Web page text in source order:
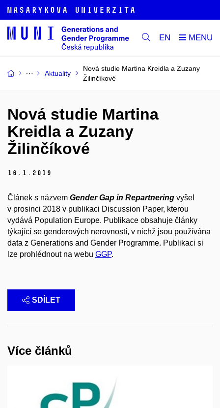
EN
Aktuality
Nová studie Martina Kreidla a Zuzany
Žilinčíkové
Nová studie Martina
Kreidla a Zuzany
Žilinčíkové
16. 1. 2019
Článek s názvem Gender Gap in Repartnering vyšel
v prosinci 2018 v publikaci Discussion Paper, kterou
vydává Population Europe. Publikace obsahuje články
týkající se genderových nerovností, v nichž jsou používána
data z Generations and Gender Programme. Publikaci si
lze prohlédnout na webu GGP.
SDÍLET
Více článků